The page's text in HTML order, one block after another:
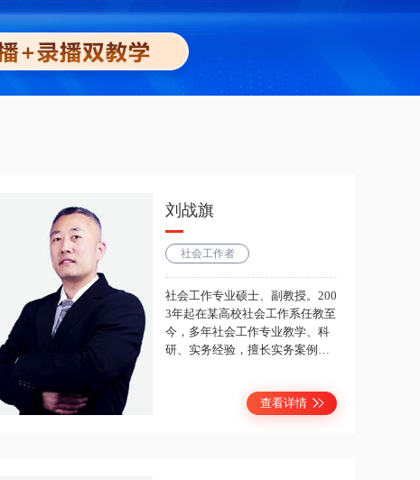
刘战旗
社会工作者
社会工作专业硕士、副教授。200
3年起在某高校社会工作系任教至
今，多年社会工作专业教学、科
研、实务经验，擅长实务案例分
查看详情